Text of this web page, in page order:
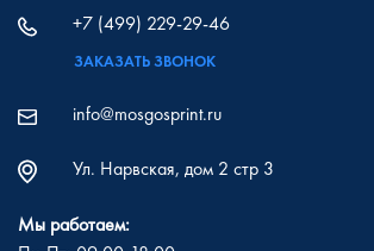
+7 (499) 229-29-46
ЗАКАЗАТЬ ЗВОНОК
info@mosgosprint.ru
Ул. Нарвская, дом 2 стр 3
Мы работаем: